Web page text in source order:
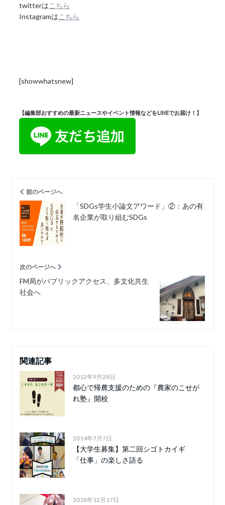
twitterはこちら
Instagramはこちら
[showwhatsnew]
【編集部おすすめの最新ニュースやイベント情報などをLINEでお届け！】
前のページへ
「SDGs学生小論文アワード」②：あの有
名企業が取り組むSDGs
次のページへ
FM局がパブリックアクセス、多文化共生
社会へ
関連記事
2012年9月28日
都心で帰農支援のための『農家のこせが
れ塾』開校
2014年7月7日
【大学生募集】第二回シゴトカイギ
「仕事」の楽しさ語る
2018年12月17日